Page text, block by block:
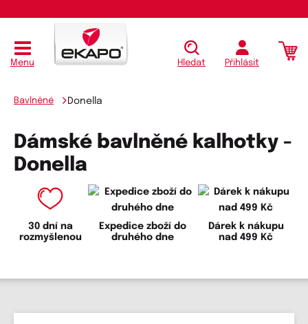
Menu Hledat Přihlásit
Bavlněné Donella
Dámské bavlněné kalhotky -
Donella
30 dní na
rozmyšlenou
Expedice zboží do
druhého dne
Dárek k nákupu
nad 499 Kč